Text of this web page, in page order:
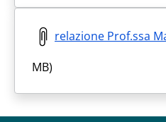
relazione Prof.ssa
MB)